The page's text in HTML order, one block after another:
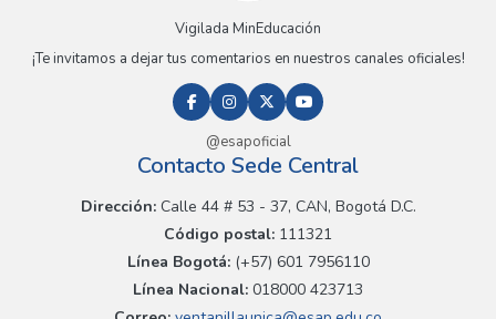
Vigilada MinEducación
¡Te invitamos a dejar tus comentarios en nuestros canales oficiales!
@esapoficial
Contacto Sede Central
Dirección:Calle 44 # 53 - 37, CAN, Bogotá D.C.
Código postal: 111321
Línea Bogotá:(+57) 601 7956110
Línea Nacional: 018000 423713